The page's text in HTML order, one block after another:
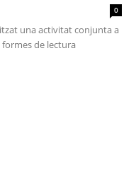
0
una activitat conjunta a
formes de lectura